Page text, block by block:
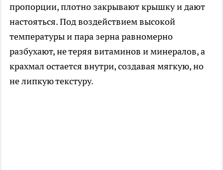
пропорции, плотно закрывают крышку и дают
настояться. Под воздействием высокой
температуры и пара зерна равномерно
разбухают, не теряя витаминов и минералов, а
крахмал остается внутри, создавая мягкую, но
не липкую текстуру.